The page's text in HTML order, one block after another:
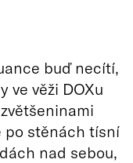
buď necítí,
ve věži DOXu
po stěnách tísní
nad sebou,